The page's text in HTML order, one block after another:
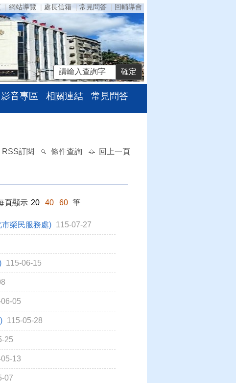
網站導覽 處長信箱 常見問答 回輔導會
影音專區 相關連結 常見問答
RSS訂閱 條件查詢 回上一頁
頁顯示 20 40 60 筆
市榮民服務處) 115-07-27
115-06-15
05
115-05-28
25
13
07